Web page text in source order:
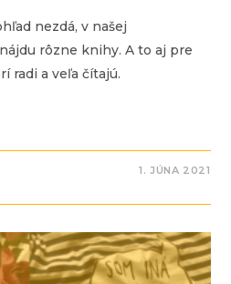
nezdá, v našej
rôzne knihy. A to aj pre
radi a veľa čítajú.
1. JÚNA 2021